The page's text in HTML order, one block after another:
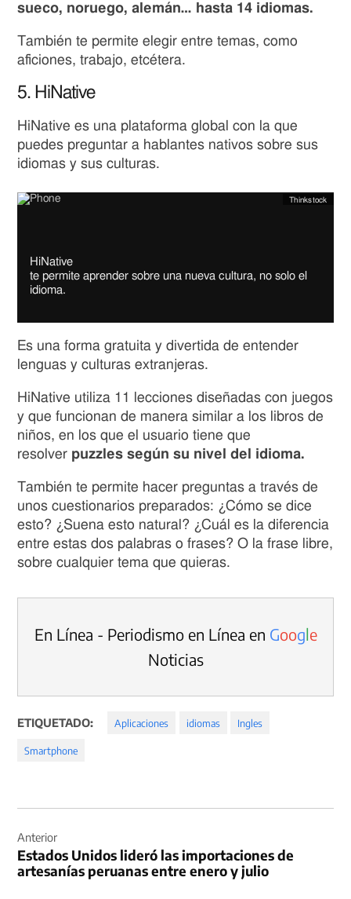
sueco, noruego, alemán… hasta 14 idiomas.
También te permite elegir entre temas, como
aficiones, trabajo, etcétera.
5. HiNative
HiNative es una plataforma global con la que
puedes preguntar a hablantes nativos sobre sus
idiomas y sus culturas.
Thinkstock
caption
HiNative
te permite aprender sobre una nueva cultura, no solo el
idioma.
Es una forma gratuita y divertida de entender
lenguas y culturas extranjeras.
HiNative utiliza 11 lecciones diseñadas con juegos
y que funcionan de manera similar a los libros de
niños, en los que el usuario tiene que
resolver puzzles según su nivel del idioma.
También te permite hacer preguntas a través de
unos cuestionarios preparados: ¿Cómo se dice
esto? ¿Suena esto natural? ¿Cuál es la diferencia
entre estas dos palabras o frases? O la frase libre,
sobre cualquier tema que quieras.
En Línea - Periodismo en Línea en Google
Noticias
ETIQUETADO: Aplicaciones idiomas Ingles
Smartphone
de
entradas
Anterior
Estados Unidos lideró las importaciones de
artesanías peruanas entre enero y julio